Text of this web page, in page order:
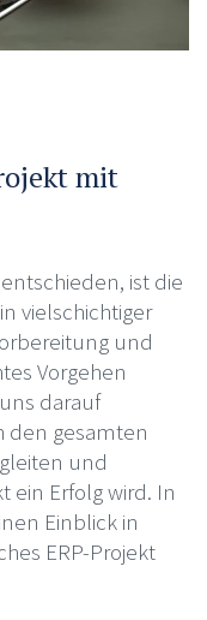
mit
ist die
vielschichtiger
und
Vorgehen
darauf
den gesamten
und
ein Erfolg wird. In
Einblick in
ERP-Projekt